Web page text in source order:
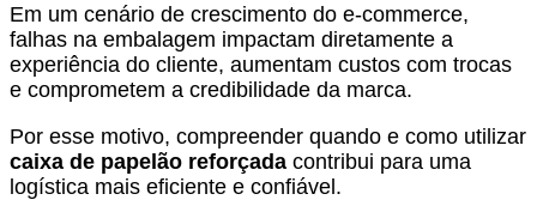
Em um cenário de crescimento do e-commerce,
falhas na embalagem impactam diretamente a
experiência do cliente, aumentam custos com trocas
e comprometem a credibilidade da marca.
Por esse motivo, compreender quando e como utilizar
caixa de papelão reforçada contribui para uma
logística mais eficiente e confiável.